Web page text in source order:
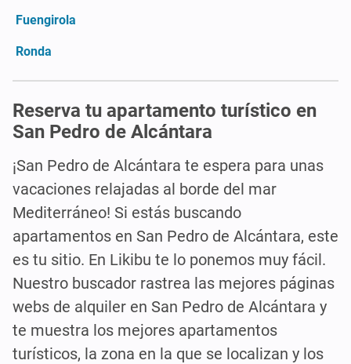
Fuengirola
Ronda
Reserva tu apartamento turístico en
San Pedro de Alcántara
¡San Pedro de Alcántara te espera para unas
vacaciones relajadas al borde del mar
Mediterráneo! Si estás buscando
apartamentos en San Pedro de Alcántara, este
es tu sitio. En Likibu te lo ponemos muy fácil.
Nuestro buscador rastrea las mejores páginas
webs de alquiler en San Pedro de Alcántara y
te muestra los mejores apartamentos
turísticos, la zona en la que se localizan y los